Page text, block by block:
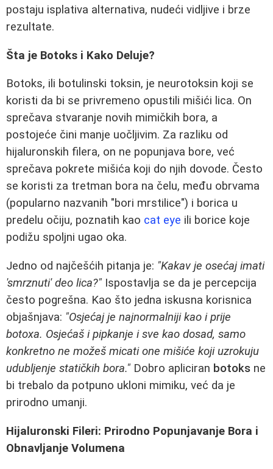
postaju isplativa alternativa, nudeći vidljive i brze
rezultate.
Šta je Botoks i Kako Deluje?
Botoks, ili botulinski toksin, je neurotoksin koji se
koristi da bi se privremeno opustili mišići lica. On
sprečava stvaranje novih mimičkih bora, a
postojeće čini manje uočljivim. Za razliku od
hijaluronskih filera, on ne popunjava bore, već
sprečava pokrete mišića koji do njih dovode. Često
se koristi za tretman bora na čelu, među obrvama
(popularno nazvanih "bori mrstilice") i borica u
predelu očiju, poznatih kao cat eye ili borice koje
podižu spoljni ugao oka.
Jedno od najčešćih pitanja je: "Kakav je osećaj imati
'smrznuti' deo lica?" Ispostavlja se da je percepcija
često pogrešna. Kao što jedna iskusna korisnica
objašnjava: "Osjećaj je najnormalniji kao i prije
botoxa. Osjećaš i pipkanje i sve kao dosad, samo
konkretno ne možeš micati one mišiće koji uzrokuju
udubljenje statičkih bora." Dobro apliciran botoks ne
bi trebalo da potpuno ukloni mimiku, već da je
prirodno umanji.
Hijaluronski Fileri: Prirodno Popunjavanje Bora i
Obnavljanje Volumena